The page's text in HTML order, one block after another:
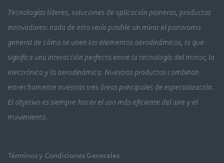
Tecnologías líderes, soluciones de aplicación pioneras, productos
innovadores: nada de esto sería posible sin mirar el panorama
general de cómo se unen los elementos aerodinámicos, lo que
significa una interacción perfecta entre la tecnología del motor, la
electrónica y la aerodinámica. Nuestros productos combinan
estrechamente nuestras tres áreas principales de especialización.
El objetivo es siempre hacer el uso más eficiente del aire y el
movimiento.
Términos y Condiciones Generales